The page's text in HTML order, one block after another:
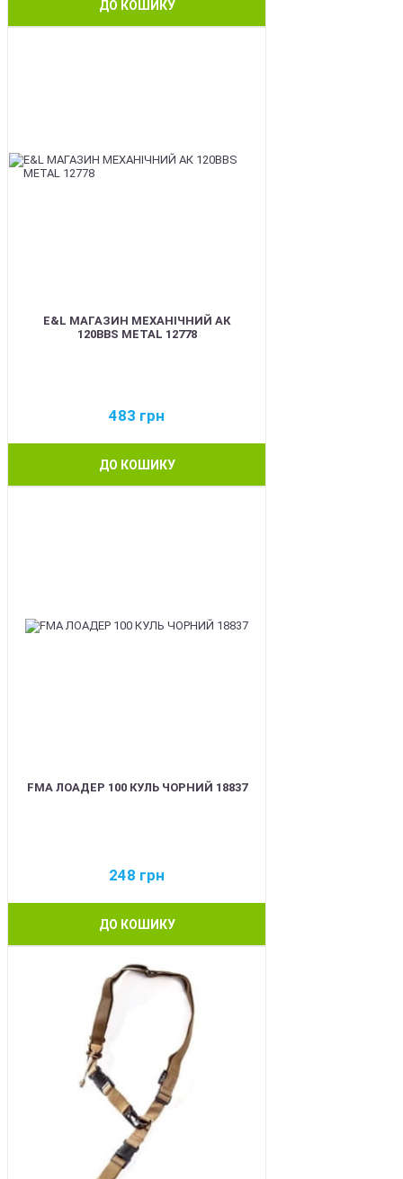
ДО КОШИКУ
E&L МАГАЗИН МЕХАНІЧНИЙ АК
120BBS METAL 12778
483 грн
ДО КОШИКУ
FMA ЛОАДЕР 100 КУЛЬ ЧОРНИЙ 18837
248 грн
ДО КОШИКУ